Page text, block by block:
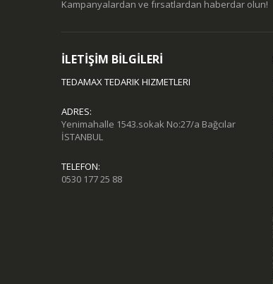
Kampanyalardan ve fırsatlardan haberdar olun!
İLETİŞİM BİLGİLERİ
TEDAMAX TEDARIK HIZMETLERI
ADRES:
Yenimahalle 1543.sokak No:27/a Bağcılar
İSTANBUL
TELEFON:
0530 177 25 88